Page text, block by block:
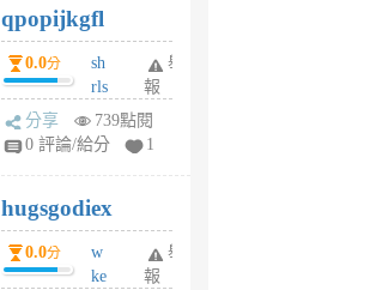
6
個
月
前
qpopijkgfl
0.0分
sh
rls
k
m
6
個
月
前
舉
報
分享
739點閱
0 評論/給分
1
hugsgodiex
0.0分
w
ke
舉
報